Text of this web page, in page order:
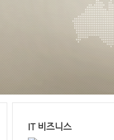
IT 비즈니스